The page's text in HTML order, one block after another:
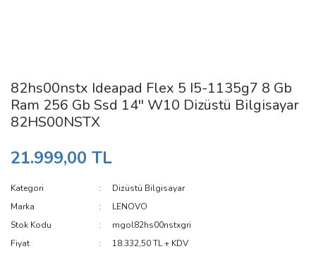
82hs00nstx Ideapad Flex 5 I5-1135g7 8 Gb
Ram 256 Gb Ssd 14'' W10 Dizüstü Bilgisayar
82HS00NSTX
21.999,00 TL
Kategori
Dizüstü Bilgisayar
Marka
LENOVO
Stok Kodu
mgol82hs00nstxgri
Fiyat
18.332,50 TL + KDV